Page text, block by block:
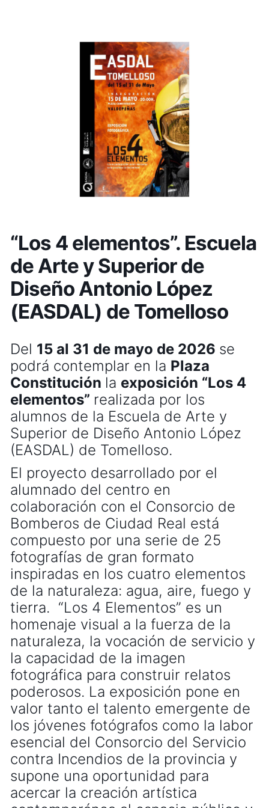
“Los 4 elementos”. Escuela
de Arte y Superior de
Diseño Antonio López
(EASDAL) de Tomelloso
Del 15 al 31 de mayo de 2026 se
podrá contemplar en la Plaza
Constitución la exposición “Los 4
elementos” realizada por los
alumnos de la Escuela de Arte y
Superior de Diseño Antonio López
(EASDAL) de Tomelloso.
El proyecto desarrollado por el
alumnado del centro en
colaboración con el Consorcio de
Bomberos de Ciudad Real está
compuesto por una serie de 25
fotografías de gran formato
inspiradas en los cuatro elementos
de la naturaleza: agua, aire, fuego y
tierra. “Los 4 Elementos” es un
homenaje visual a la fuerza de la
naturaleza, la vocación de servicio y
la capacidad de la imagen
fotográfica para construir relatos
poderosos. La exposición pone en
valor tanto el talento emergente de
los jóvenes fotógrafos como la labor
esencial del Consorcio del Servicio
contra Incendios de la provincia y
supone una oportunidad para
acercar la creación artística